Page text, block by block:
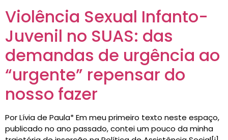
Violência Sexual Infanto-
Juvenil no SUAS: das
demandas de urgência ao
“urgente” repensar do
nosso fazer
Por Lívia de Paula* Em meu primeiro texto neste espaço,
publicado no ano passado, contei um pouco da minha